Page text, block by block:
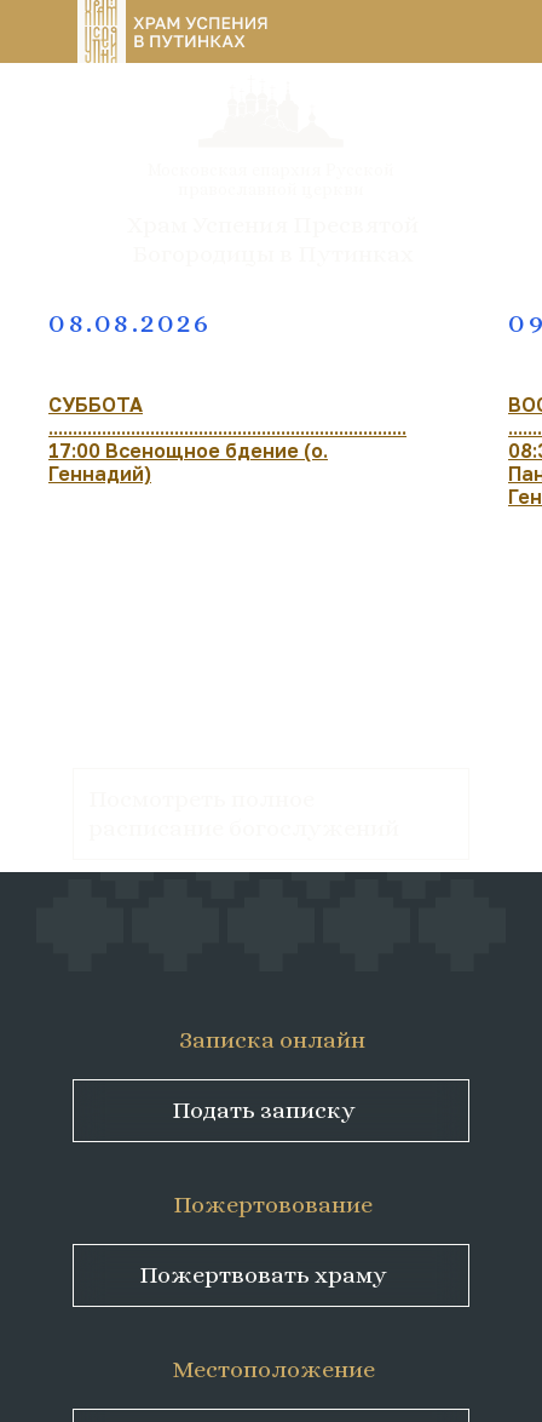
08.08.2026
СУББОТА
..........................................................................
17:00 Всенощное бдение (о.
Геннадий)
Пожертвовать храму
Подать записку
Местоположение
Пожертовование
Записка онлайн